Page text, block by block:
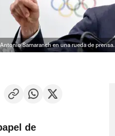
Samaranch en una rueda de prensa.
de